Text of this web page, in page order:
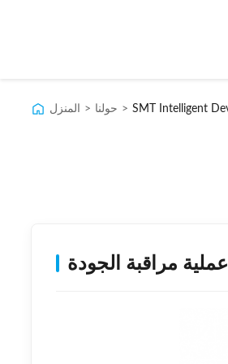
المنزل > حولنا >
عملية مراقبة الجودة